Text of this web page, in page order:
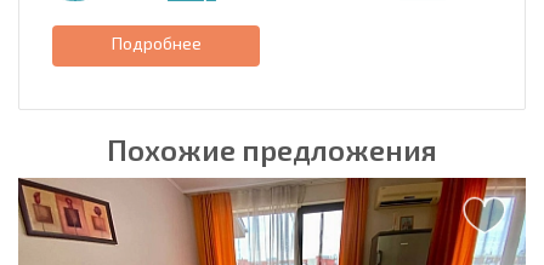
Подробнее
Похожие предложения